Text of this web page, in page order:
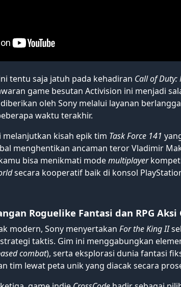
tentu saja jatuh pada kehadiran Call of
game besutan Activision ini menjadi
oleh Sony melalui layanan
waktu terakhir.
kisah epik tim Task Force 141
menghentikan ancaman teror Vladimir
bisa menikmati modemultiplayer
secara kooperatif baik di konsol
Roguelike Fantasi dan RPG Aksi
modern, Sony menyertakan For the King II
taktis. Gim ini menggabungkan
combat), serta eksplorasi dunia fantasi
tim lewat peta unik yang diacak secara